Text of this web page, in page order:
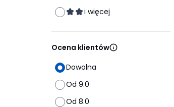
i więcej
Ocena klientów
Dowolna
Od 9.0
Od 8.0